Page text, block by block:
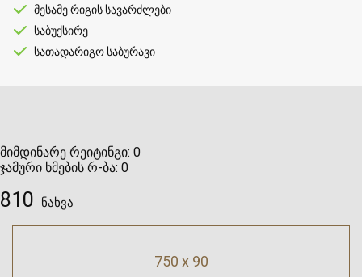
მესამე რიგის სავარძლები
საბუქსირე
სათადარიგო საბურავი
მიმდინარე რეიტინგი: 0
ჯამური ხმების რ-ბა: 0
810 ნახვა
750 x 90